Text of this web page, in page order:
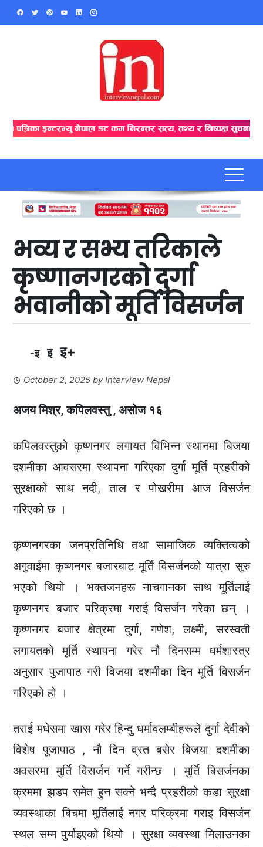
Skip
भव्य र सभ्य तरिकाले
कृष्णानगरको दुर्गा
भवानीको मूर्ति विसर्जन
-इ इ इ+
October 2, 2025 byInterview Nepal
अजय मिश्र, कपिलवस्तु , असोज १६
कपिलवस्तुको कृष्णनगर लगायत विभिन्न स्थानमा बिजया
दशमीका आवसरमा स्थापना गरिएका दुर्गा मूर्ति प्रहरीको
सुरक्षाको साथ नदी, ताल र पोखरीमा आज विसर्जन
गरिएको छ ।
कृष्णनगरका जनप्रतिनिधि तथा सामाजिक व्यक्तित्वको
अगुवाईमा कृष्णनगर बजारबाट मूर्ति विसर्जनको यात्रा सुरु
भएको थियो । भक्तजनहरू नाचगानका साथ मूर्तिलाई
कृष्णनगर बजार परिक्रमा गराई विसर्जन गरेका छन् ।
कृष्णनगर बजार क्षेत्रमा दुर्गा, गणेश, लक्ष्मी, सरस्वती
लगायतको मूर्ति स्थापना गरेर नौ दिनसम्म धर्मशास्त्र
अनुसार पुजापाठ गरी विजया दशमीका दिन मूर्ति विसर्जन
गरिएको हो ।
तराई मधेसमा खास गरेर हिन्दु धर्मावलम्बीहरूले दुर्गा देवीको
विशेष पूजापाठ , नौ दिन व्रत बसेर बिजया दशमीका
अवसरमा मुर्ति विसर्जन गर्ने गरीन्छ । मुर्ति बिसर्जनका
क्रममा झडप समेत हुन सक्ने भन्दै प्रहरीको कडा सुरक्षा
व्यवस्थाका बिचमा मुर्तिलाई नगर परिक्रमा गराइ विसर्जन
स्थल सम्म पुर्याइएको थियो । सुरक्षा व्यवस्था मिलाउनका